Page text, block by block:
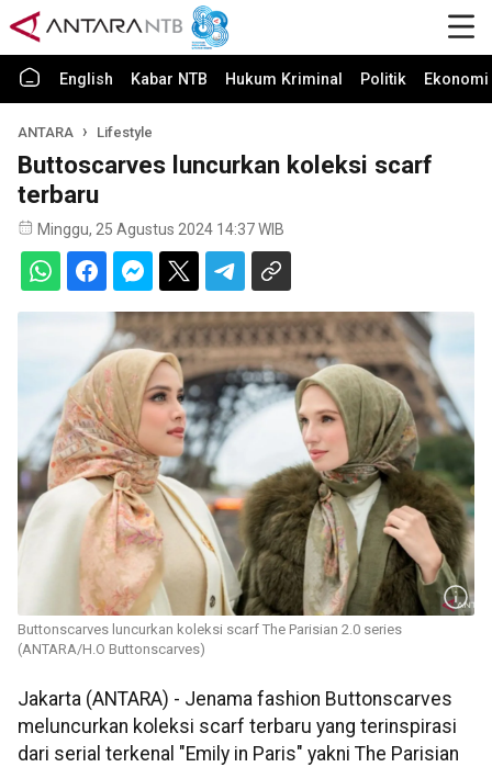
English Kabar NTB Hukum Kriminal Politik
ANTARA Lifestyle
Buttoscarves luncurkan koleksi scarf
terbaru
Minggu, 25 Agustus 2024 14:37 WIB
Buttonscarves luncurkan koleksi scarf The Parisian 2.0 series
(ANTARA/H.O Buttonscarves)
Jakarta (ANTARA) - Jenama fashion Buttonscarves
meluncurkan koleksi scarf terbaru yang terinspirasi
dari serial terkenal "Emily in Paris" yakni The Parisian